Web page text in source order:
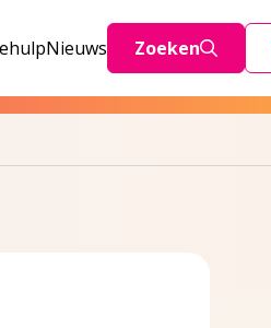
Nieuws Zoeken